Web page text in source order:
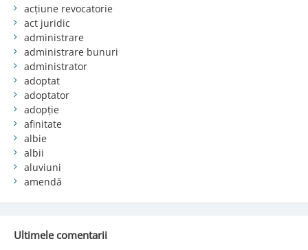
acțiune revocatorie
act juridic
administrare
administrare bunuri
administrator
adoptat
adoptator
adopție
afinitate
albie
albii
aluviuni
amendă
Ultimele comentarii